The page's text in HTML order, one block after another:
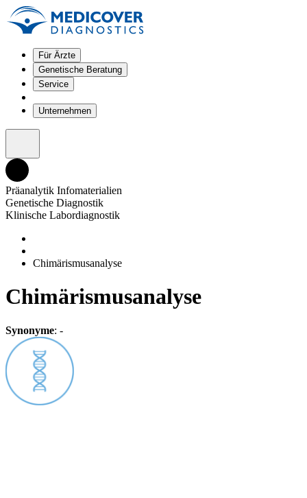
Für Ärzte
Genetische Beratung
Service
Unternehmen
Präanalytik Infomaterialien
Genetische Diagnostik
Klinische Labordiagnostik
Chimärismusanalyse
Chimärismusanalyse
Synonyme: -